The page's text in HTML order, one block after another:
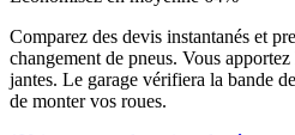
Comparez des devis instantanés et
changement de pneus. Vous
jantes. Le garage vérifiera la bande
de monter vos roues.